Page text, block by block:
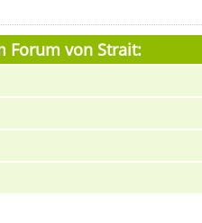
Forum von Strait: